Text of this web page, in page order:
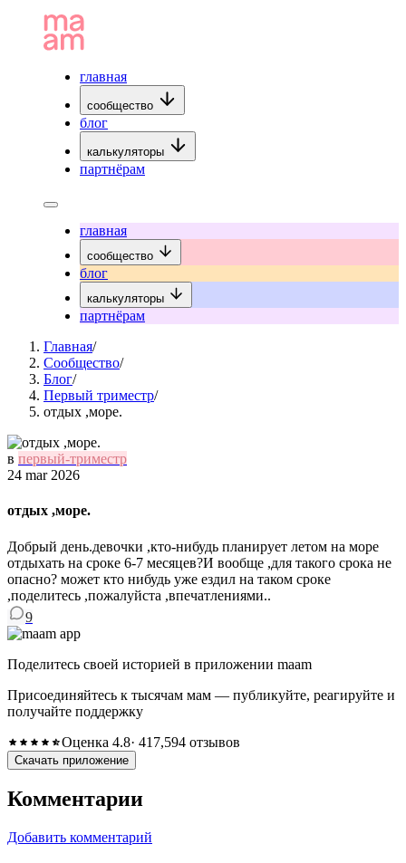
главная
сообщество
блог
калькуляторы
партнёрам
главная
сообщество
блог
калькуляторы
партнёрам
Главная/
Сообщество/
Блог/
Первый триместр/
отдых ,море.
в первый-триместр
24 mar 2026
отдых ,море.
Добрый день.девочки ,кто-нибудь планирует летом на море
отдыхать на сроке 6-7 месяцев?И вообще ,для такого срока не
опасно? может кто нибудь уже ездил на таком сроке
,поделитесь ,пожалуйста ,впечатлениями..
9
Поделитесь своей историей в приложении maam
Присоединяйтесь к тысячам мам — публикуйте, реагируйте и
получайте поддержку
Оценка 4.8· 417,594 отзывов
Скачать приложение
Комментарии
Добавить комментарий